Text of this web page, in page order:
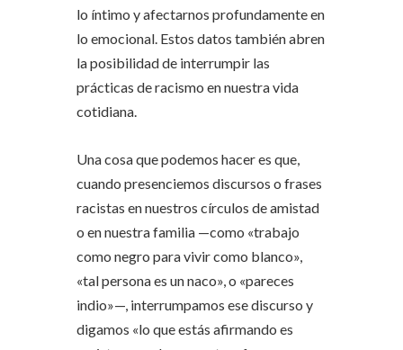
lo íntimo y afectarnos profundamente en
lo emocional. Estos datos también abren
la posibilidad de interrumpir las
prácticas de racismo en nuestra vida
cotidiana.
Una cosa que podemos hacer es que,
cuando presenciemos discursos o frases
racistas en nuestros círculos de amistad
o en nuestra familia —como «trabajo
como negro para vivir como blanco»,
«tal persona es un naco», o «pareces
indio»—, interrumpamos ese discurso y
digamos «lo que estás afirmando es